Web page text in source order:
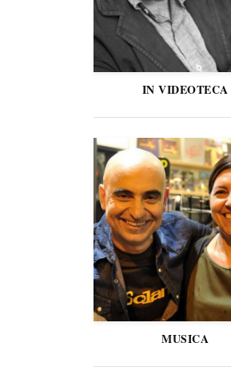
IN VIDEOTECA
MUSICA